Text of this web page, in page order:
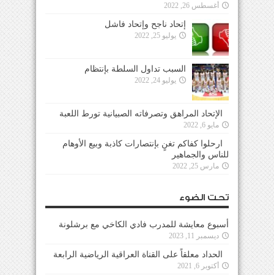
أغسطس 26, 2022
إتحاد ناجح وإتحاد فاشل
يوليو 25, 2022
السبب تداول السلطة بإنتظام
يوليو 24, 2022
الإتحاد المراهق وتصرفاته الصبيانية تورط اللعبة
مايو 6, 2022
ارحلوا كفاكم تغنٍ بإنتصارات كاذبة وبيع الأوهام
للناس والجماهير
مارس 25, 2022
تحت الضوء
أسبوع معايشة للمدرب فادي الكاخي مع برشلونة
ديسمبر 11, 2023
الحداد معلقاً على القناة العراقية الرياضية الرابعة
أكتوبر 6, 2021